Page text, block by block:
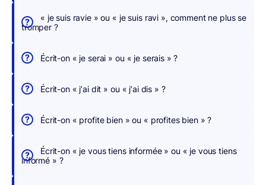
,
n
u
c
r
i
g
« je suis ravie » ou « je suis ravi », comment ne plus se
tromper ?
Écrit-on « je serai » ou « je serais » ?
Écrit-on « j’ai dit » ou « j’ai dis » ?
Écrit-on « profite bien » ou « profites bien » ?
Écrit-on « je vous tiens informée » ou « je vous tiens
informé » ?